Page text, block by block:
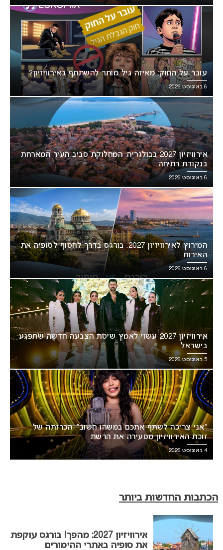
עובר על החוק: מאיזה גיל מותר להשתתף באירוויזיון?
6 באוגוסט 2026
אירוויזיון 2027 בבולגריה: המחלוקת סביב העיר המארחת
בנקודת רתיחה
6 באוגוסט 2026
המירוץ לאירוויזיון 2027: בורגס בדרך לחטוף לסופיה את
האירוח
6 באוגוסט 2026
אירוויזיון 2027 עשוי לאמץ שיטת הצבעה חדשה שתפגע
בישראל
5 באוגוסט 2026
“אני צריכה לשתף אתכם במשהו חשוב”: הכרזתה של
זוכת האירוויזיון מסעירה את הרשת
4 באוגוסט 2026
הכתבות החדשות ביותר
אירוויזיון 2027: מהפך! בורגס עוקפת
את סופיה באתרי ההימורים